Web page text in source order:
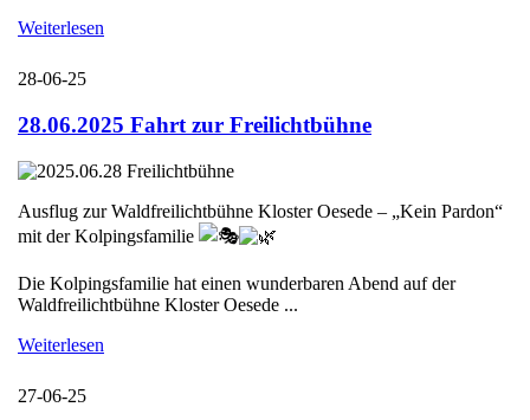
Weiterlesen
28-06-25
28.06.2025 Fahrt zur Freilichtbühne
Ausflug zur Waldfreilichtbühne Kloster Oesede – „Kein Pardon“
mit der Kolpingsfamilie
Die Kolpingsfamilie hat einen wunderbaren Abend auf der
Waldfreilichtbühne Kloster Oesede ...
Weiterlesen
27-06-25